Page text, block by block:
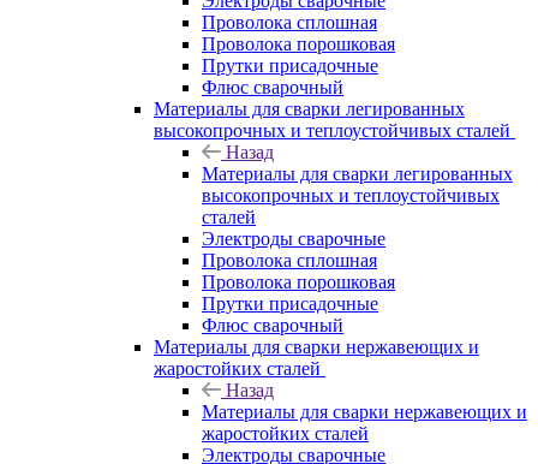
Проволока сплошная
Проволока порошковая
Прутки присадочные
Флюс сварочный
Материалы для сварки легированных
высокопрочных и теплоустойчивых сталей
Назад
Материалы для сварки легированных
высокопрочных и теплоустойчивых
сталей
Электроды сварочные
Проволока сплошная
Проволока порошковая
Прутки присадочные
Флюс сварочный
Материалы для сварки нержавеющих и
жаростойких сталей
Назад
Материалы для сварки нержавеющих и
жаростойких сталей
Электроды сварочные